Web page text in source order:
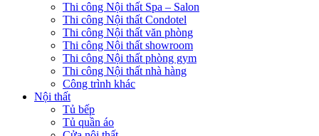
Thi công Nội thất Spa – Salon
Thi công Nội thất Condotel
Thi công Nội thất văn phòng
Thi công Nội thất showroom
Thi công Nội thất phòng gym
Thi công Nội thất nhà hàng
Công trình khác
Nội thất
Tủ bếp
Tủ quần áo